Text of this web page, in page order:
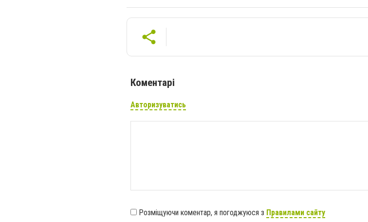
Коментарі
Авторизуватись
Розміщуючи коментар, я погоджуюся з Правилами сайту